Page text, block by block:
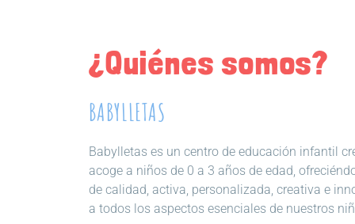
¿Quiénes somos?
BABYLLETAS
Babylletas es un centro de educación infantil
acoge a niños de 0 a 3 años de edad,
de calidad, activa, personalizada, creativa e
a todos los aspectos esenciales de nuestros